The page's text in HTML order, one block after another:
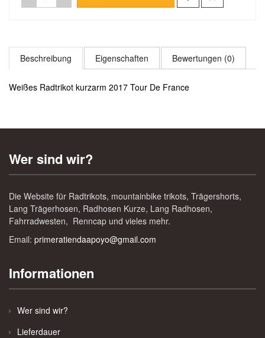
Beschreibung Eigenschaften Bewertungen (0)
Weißes Radtrikot kurzarm 2017 Tour De France
Wer sind wir?
Die Website für Radtrikots, mountainbike trikots, Trägershorts,
Lang Trägerhosen, Radhosen Kurze, Lang Radhosen,
Fahrradwesten, Renncap und vieles mehr.
Email: primeratiendaapoyo@gmail.com
Informationen
Wer sind wir?
Lieferdauer